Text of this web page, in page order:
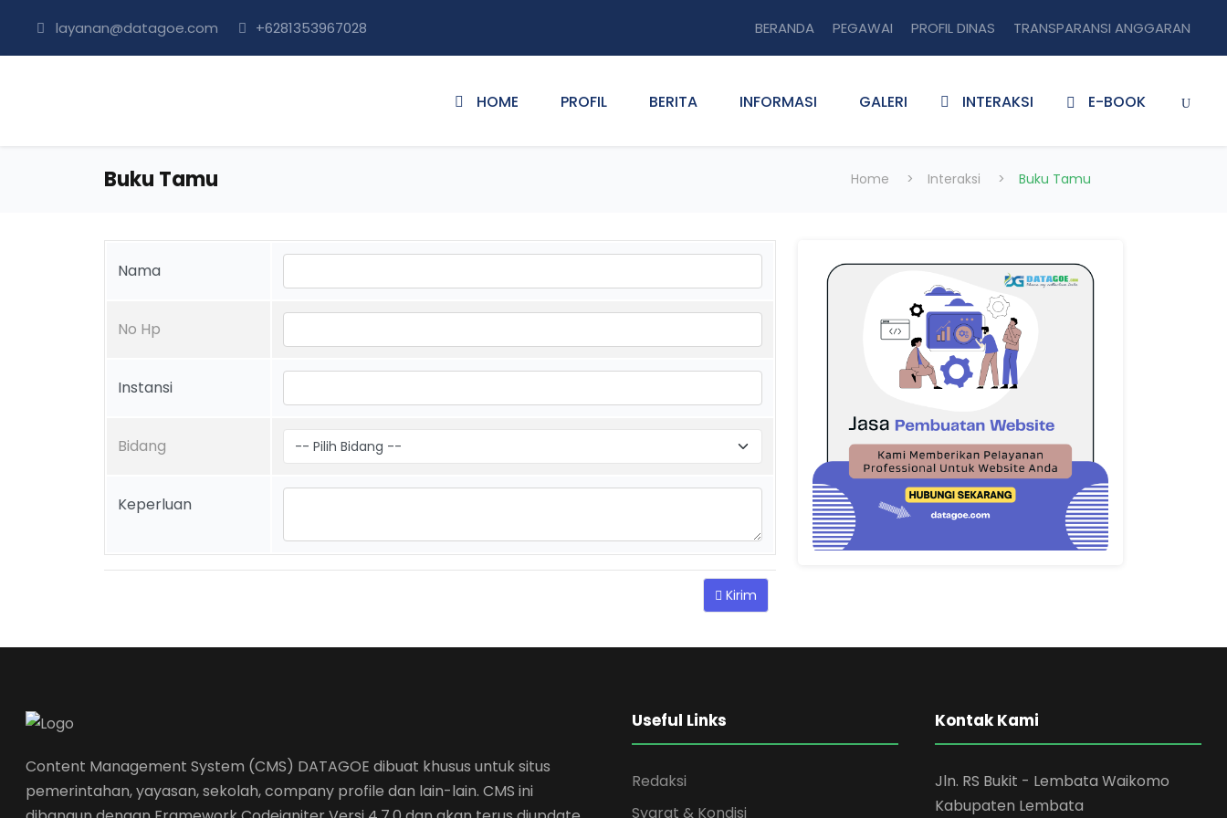
layanan@datagoe.com +6281353967028 BERANDA PEGAWAI PROFIL DINAS TRANSPARANSI ANGGARAN
HOME PROFIL BERITA INFORMASI GALERI INTERAKSI E-BOOK
Buku Tamu Home > Interaksi > Buku Tamu
Nama
No Hp
Instansi
Bidang
Keperluan
Kirim
Content Management System (CMS) DATAGOE dibuat khusus untuk situs
pemerintahan, yayasan, sekolah, company profile dan lain-lain. CMS ini
Useful Links
Redaksi
Syarat & Kondisi
Kontak Kami
Jln. RS Bukit - Lembata Waikomo
Kabupaten Lembata